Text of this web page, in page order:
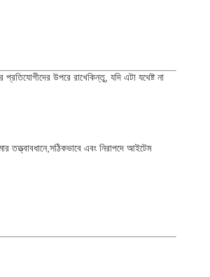
উপরে রাখেকিন্তু, যদি এটা যথেষ্ট না
এবং নিরাপদে আইটেম